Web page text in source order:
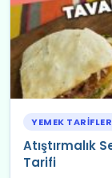
YEMEK
Atıştırmalık
Tarifi